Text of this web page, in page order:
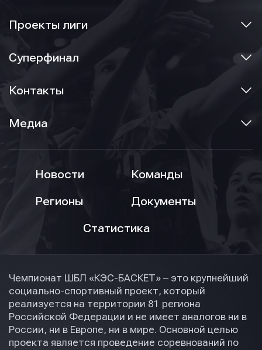
Проекты лиги
Суперфинал
Контакты
Медиа
Новости
Команды
Регионы
Документы
Статистика
Чемпионат ШБЛ «КЭС-БАСКЕТ» – это крупнейший
социально-спортивный проект, который
реализуется на территории 81 региона
Российской Федерации и не имеет аналогов ни в
России, ни в Европе, ни в мире. Основной целью
проекта является проведение соревнований по